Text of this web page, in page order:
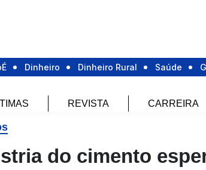
Dinheiro Dinheiro Rural Saúde
REVISTA CARREIRA
do cimento